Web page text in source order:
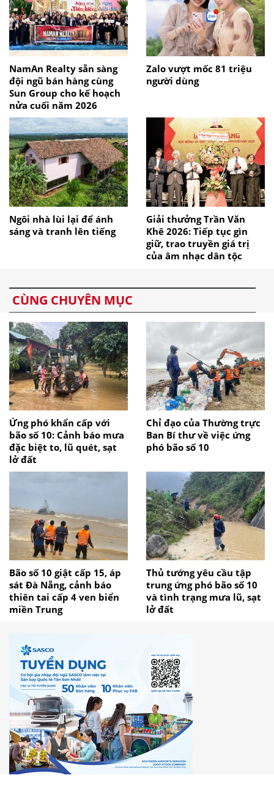
NamAn Realty sẵn sàng
đội ngũ bán hàng cùng
Sun Group cho kế hoạch
nửa cuối năm 2026
Zalo vượt mốc 81 triệu
người dùng
Ngôi nhà lùi lại để ánh
sáng và tranh lên tiếng
Giải thưởng Trần Văn
Khê 2026: Tiếp tục gìn
giữ, trao truyền giá trị
của âm nhạc dân tộc
CÙNG CHUYÊN MỤC
Ứng phó khẩn cấp với
bão số 10: Cảnh báo mưa
đặc biệt to, lũ quét, sạt
lở đất
Chỉ đạo của Thường trực
Ban Bí thư về việc ứng
phó bão số 10
Bão số 10 giật cấp 15, áp
sát Đà Nẵng, cảnh báo
thiên tai cấp 4 ven biển
miền Trung
Thủ tướng yêu cầu tập
trung ứng phó bão số 10
và tình trạng mưa lũ, sạt
lở đất